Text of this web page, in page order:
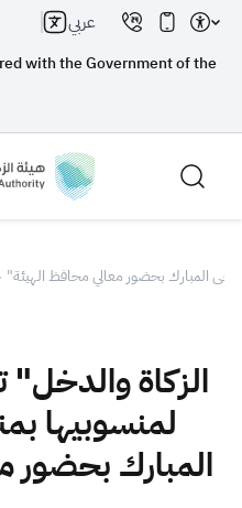
with the Government of the
عربي
المبارك بحضور معالي محافظ الهيئة
لمنسوبيها
المبارك بحضور